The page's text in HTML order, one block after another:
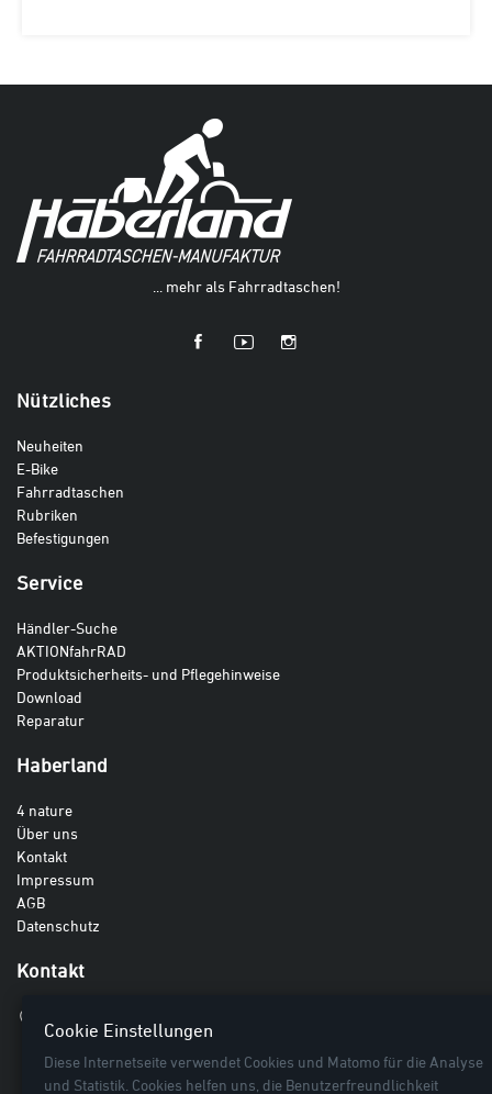
... mehr als Fahrradtaschen!
Nützliches
Neuheiten
E-Bike
Fahrradtaschen
Rubriken
Befestigungen
Service
Händler-Suche
AKTIONfahrRAD
Produktsicherheits- und Pflegehinweise
Download
Reparatur
Haberland
4 nature
Über uns
Kontakt
Impressum
AGB
Datenschutz
Kontakt
Cookie Einstellungen
Diese Internetseite verwendet Cookies und Matomo für die Analyse
und Statistik. Cookies helfen uns, die Benutzerfreundlichkeit